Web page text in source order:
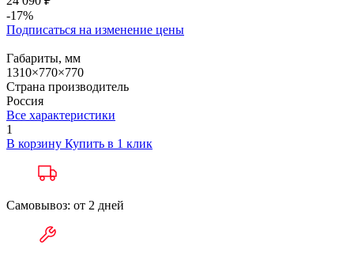
-17%
Подписаться на изменение цены
Габариты, мм
1310×770×770
Страна производитель
Россия
Все характеристики
1
В корзину Купить в 1 клик
Самовывоз: от 2 дней